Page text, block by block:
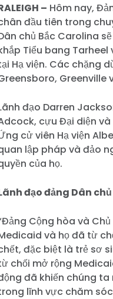
– Hôm nay,
đầu tiên trong
chủ Bắc Carolina
Tiểu bang
Hạ viện. Các chặng
Greenville
đạo Darren
cựu Đại diện
cử viên Hạ viện
lập pháp và đảo
của họ.
đạo đảng Dân
Cộng hòa và
và họ đã từ
đặc biệt là trẻ sơ
chối mở rộng
đã khiến chúng
lĩnh vực chăm